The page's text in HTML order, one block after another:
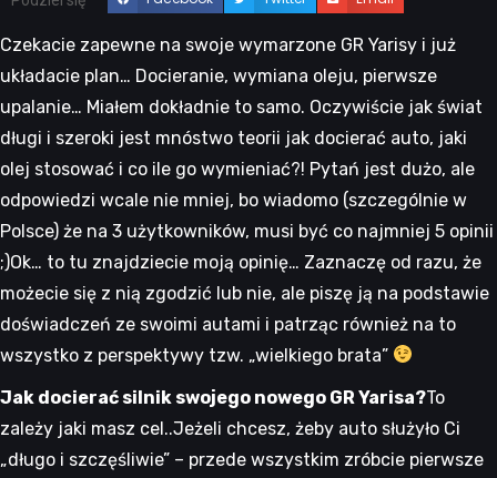
Czekacie zapewne na swoje wymarzone GR Yarisy i już
układacie plan… Docieranie, wymiana oleju, pierwsze
upalanie… Miałem dokładnie to samo. Oczywiście jak świat
długi i szeroki jest mnóstwo teorii jak docierać auto, jaki
olej stosować i co ile go wymieniać?! Pytań jest dużo, ale
odpowiedzi wcale nie mniej, bo wiadomo (szczególnie w
Polsce) że na 3 użytkowników, musi być co najmniej 5 opinii
;)Ok… to tu znajdziecie moją opinię… Zaznaczę od razu, że
możecie się z nią zgodzić lub nie, ale piszę ją na podstawie
doświadczeń ze swoimi autami i patrząc również na to
wszystko z perspektywy tzw. „wielkiego brata”
Jak docierać silnik swojego nowego GR Yarisa?To
zależy jaki masz cel..Jeżeli chcesz, żeby auto służyło Ci
„długo i szczęśliwie” – przede wszystkim zróbcie pierwsze